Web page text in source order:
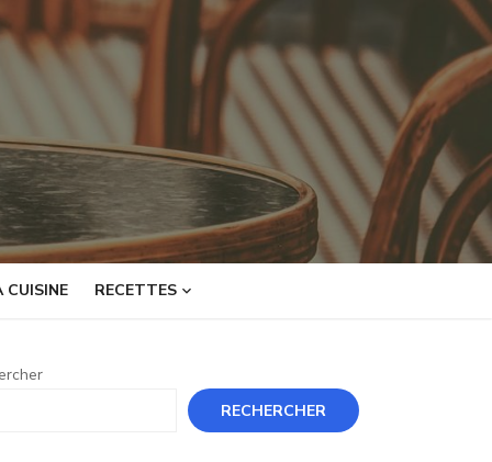
CUISINE RECETTES
RECHERCHER